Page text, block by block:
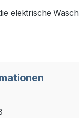
elektrische